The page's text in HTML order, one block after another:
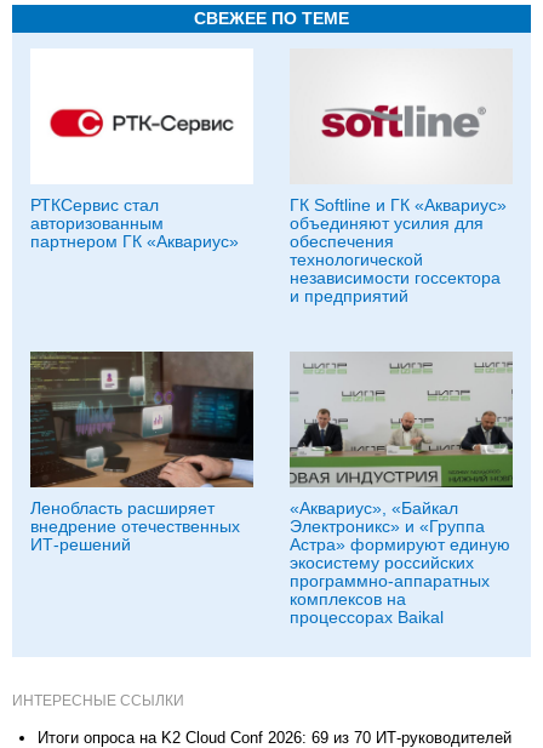
СВЕЖЕЕ ПО ТЕМЕ
РТКСервис стал
авторизованным
партнером ГК «Аквариус»
ГК Softline и ГК «Аквариус»
объединяют усилия для
обеспечения
технологической
независимости госсектора
и предприятий
Ленобласть расширяет
внедрение отечественных
ИТ-решений
«Аквариус», «Байкал
Электроникс» и «Группа
Астра» формируют единую
экосистему российских
программно-аппаратных
комплексов на
процессорах Baikal
ИНТЕРЕСНЫЕ ССЫЛКИ
Итоги опроса на K2 Cloud Conf 2026: 69 из 70 ИТ-руководителей